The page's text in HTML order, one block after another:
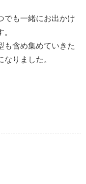
でも一緒にお出かけ
も含め集めていきた
りました。